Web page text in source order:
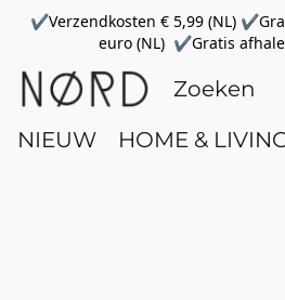
✔Verzendkosten € 5,99 (NL)
euro (NL) ✔Gratis
NIEUW HOME &